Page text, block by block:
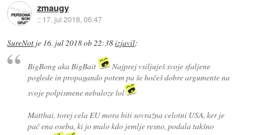
zmaugy
:: 17. jul 2018, 06:47
SureNot je 16. jul 2018 ob 22:38izjavil:
BigBong aka BigBait
Najprej vsiljuješ svoje sfaljene
poglede in propagando potem pa še hočeš dobre argumente na
svoje polpismene nebuloze lol
Matthai, torej cela EU mora biti sovražna celotni USA, ker je
pač ena oseba, ki jo malo kdo jemlje resno, podala takšno